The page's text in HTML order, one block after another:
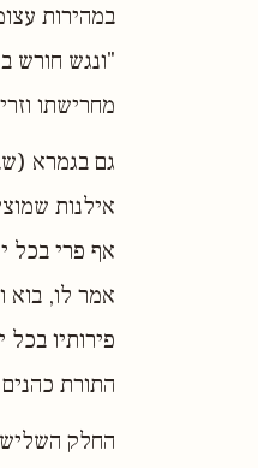
במהירות
"ונגש חורש
מחרישתו
גם בגמרא
אילנות
אף פרי בכל
אמר לו, בוא
פירותיו
התורת
החלק